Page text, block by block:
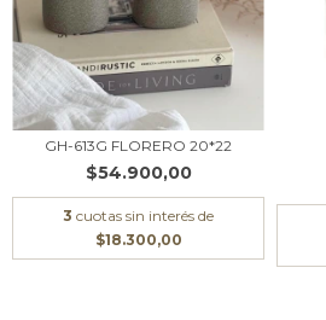
GH-613G FLORERO 20*22
$54.900,00
3 cuotas sin interés de
$18.300,00